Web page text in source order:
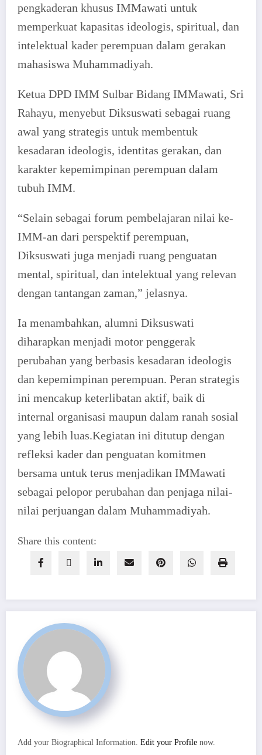
pengkaderan khusus IMMawati untuk
memperkuat kapasitas ideologis, spiritual, dan
intelektual kader perempuan dalam gerakan
mahasiswa Muhammadiyah.
Ketua DPD IMM Sulbar Bidang IMMawati, Sri
Rahayu, menyebut Diksuswati sebagai ruang
awal yang strategis untuk membentuk
kesadaran ideologis, identitas gerakan, dan
karakter kepemimpinan perempuan dalam
tubuh IMM.
“Selain sebagai forum pembelajaran nilai ke-
IMM-an dari perspektif perempuan,
Diksuswati juga menjadi ruang penguatan
mental, spiritual, dan intelektual yang relevan
dengan tantangan zaman,” jelasnya.
Ia menambahkan, alumni Diksuswati
diharapkan menjadi motor penggerak
perubahan yang berbasis kesadaran ideologis
dan kepemimpinan perempuan. Peran strategis
ini mencakup keterlibatan aktif, baik di
internal organisasi maupun dalam ranah sosial
yang lebih luas.Kegiatan ini ditutup dengan
refleksi kader dan penguatan komitmen
bersama untuk terus menjadikan IMMawati
sebagai pelopor perubahan dan penjaga nilai-
nilai perjuangan dalam Muhammadiyah.
Share this content:
Add your Biographical Information. Edit your Profile now.